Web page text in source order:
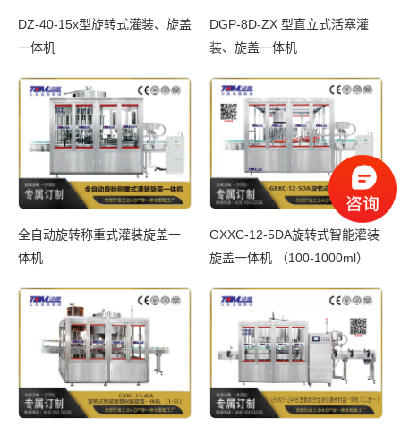
DZ-40-15x型旋转式灌装、旋盖
一体机
DGP-8D-ZX 型直立式活塞灌
装、旋盖一体机
全自动旋转称重式灌装旋盖一
体机
GXXC-12-5DA旋转式智能灌装
旋盖一体机 （100-1000ml）